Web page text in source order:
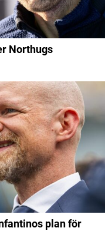
Northugs
plan för